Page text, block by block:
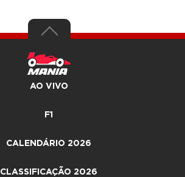
AO VIVO
F1
CALENDÁRIO 2026
CLASSIFICAÇÃO 2026